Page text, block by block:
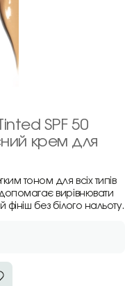
SPF 50
крем для
тоном для всіх типів
вирівнювати
без білого нальоту.